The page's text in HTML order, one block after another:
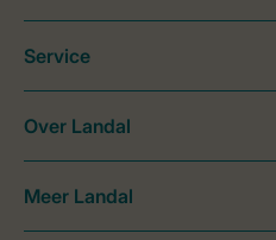
Service
Over Landal
Meer Landal